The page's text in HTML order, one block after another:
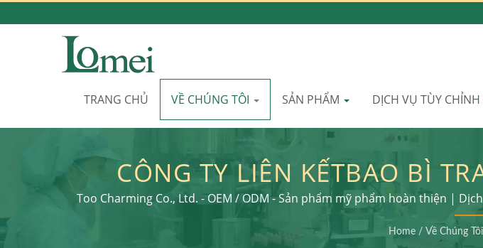
TRANG CHỦ VỀ CHÚNG TÔI SẢN PHẨM DỊCH VỤ TÙY CHỈNH
CÔNG TY LIÊN KẾTBAO BÌ
LOAN: KẾT HỢP PHONG CÁCH
|
Too Charming Co., Ltd. - OEM / ODM - Sản phẩm mỹ phẩm hoàn thiện |
Home / Về Chúng Tôi